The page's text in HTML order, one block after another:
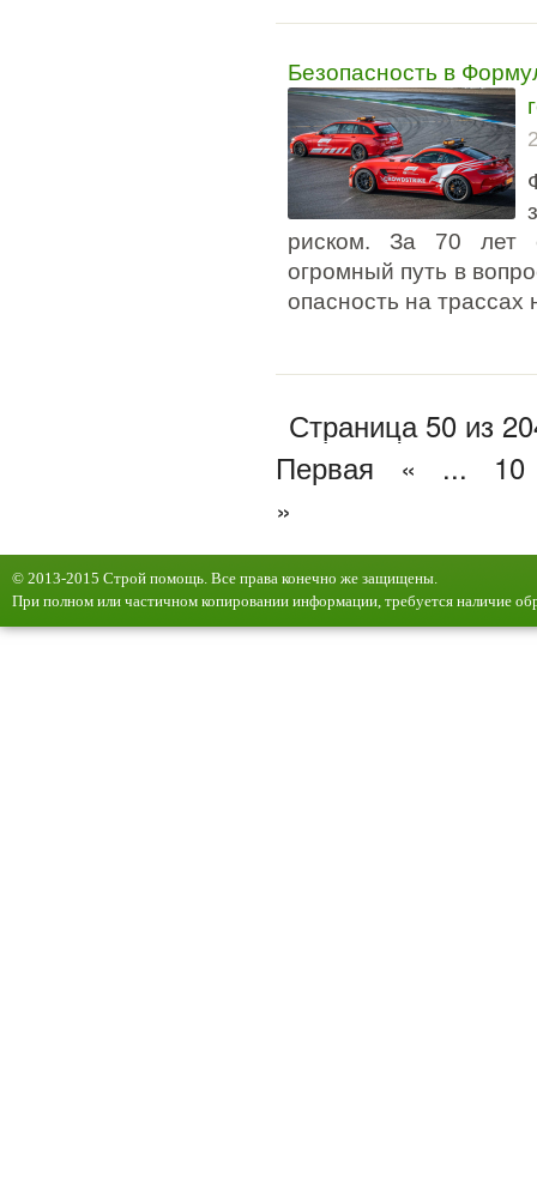
Безопасность в
риском. За 70 лет
огромный путь в
опасность на трассах
Страница 50 из
Первая
« ...
10
»
© 2013-2015 Строй помощь. Все права конечно же защищены.
При полном или частичном копировании информации, требуется наличие